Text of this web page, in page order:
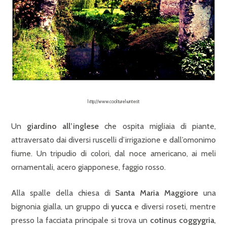
http://www.coolturehunter.it
Un giardino all’inglese che ospita migliaia di piante,
attraversato dai diversi ruscelli d’irrigazione e dall’omonimo
fiume. Un tripudio di colori, dal noce americano, ai meli
ornamentali, acero giapponese, faggio rosso.
Alla spalle della chiesa di Santa Maria Maggiore una
bignonia gialla, un gruppo diyucca e diversi roseti, mentre
presso la facciata principale si trova un cotinus coggygria,